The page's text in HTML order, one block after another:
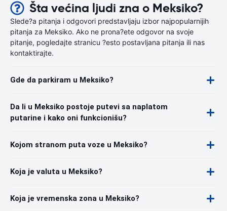
Šta većina ljudi zna o Meksiko?
Slede?a pitanja i odgovori predstavljaju izbor najpopularnijih
pitanja za Meksiko. Ako ne prona?ete odgovor na svoje
pitanje, pogledajte stranicu ?esto postavljana pitanja ili nas
kontaktirajte.
Gde da parkiram u Meksiko?
Da li u Meksiko postoje putevi sa naplatom
putarine i kako oni funkcionišu?
Kojom stranom puta voze u Meksiko?
Koja je valuta u Meksiko?
Koja je vremenska zona u Meksiko?